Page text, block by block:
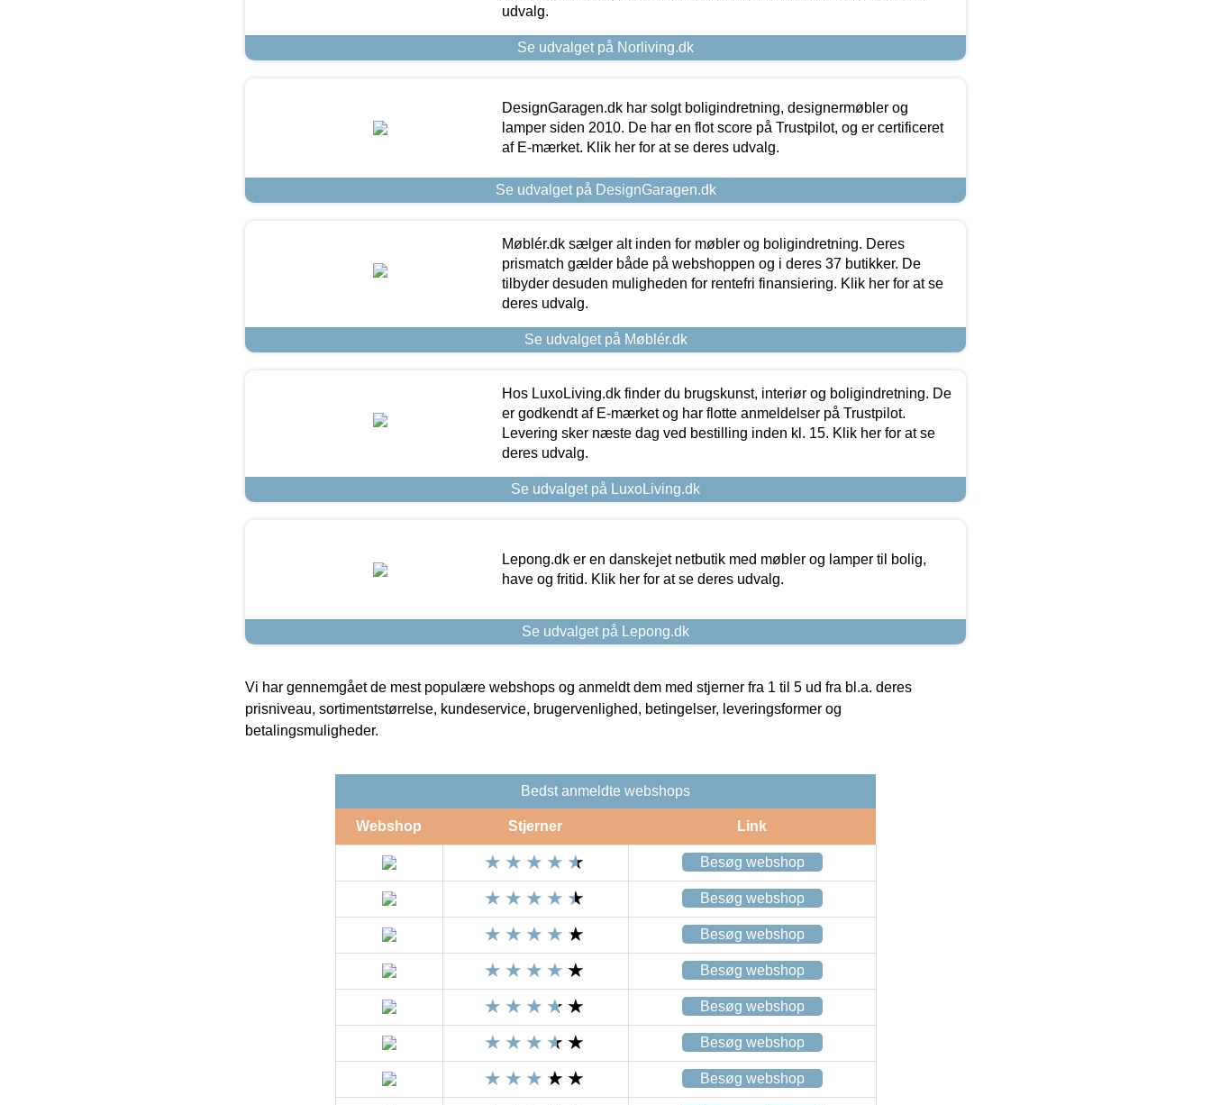
udvalg.
Se udvalget på Norliving.dk
DesignGaragen.dk har solgt boligindretning, designermøbler og
lamper siden 2010. De har en flot score på Trustpilot, og er certificeret
af E-mærket. Klik her for at se deres udvalg.
Se udvalget på DesignGaragen.dk
Møblér.dk sælger alt inden for møbler og boligindretning. Deres
prismatch gælder både på webshoppen og i deres 37 butikker. De
tilbyder desuden muligheden for rentefri finansiering. Klik her for at se
deres udvalg.
Se udvalget på Møblér.dk
Hos LuxoLiving.dk finder du brugskunst, interiør og boligindretning. De
er godkendt af E-mærket og har flotte anmeldelser på Trustpilot.
Levering sker næste dag ved bestilling inden kl. 15. Klik her for at se
deres udvalg.
Se udvalget på LuxoLiving.dk
Lepong.dk er en danskejet netbutik med møbler og lamper til bolig,
have og fritid. Klik her for at se deres udvalg.
Se udvalget på Lepong.dk
Vi har gennemgået de mest populære webshops og anmeldt dem med stjerner fra 1 til 5 ud fra bl.a. deres
prisniveau, sortimentstørrelse, kundeservice, brugervenlighed, betingelser, leveringsformer og
betalingsmuligheder.
Bedst anmeldte webshops
Webshop Stjerner Link
Besøg webshop
Besøg webshop
Besøg webshop
Besøg webshop
Besøg webshop
Besøg webshop
Besøg webshop